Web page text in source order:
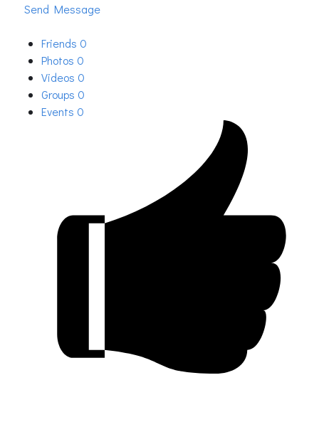
Send Message
Friends 0
Photos 0
Videos 0
Groups 0
Events 0